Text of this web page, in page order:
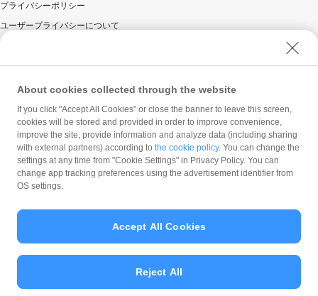
プライバシーポリシー
ユーザープライバシーについて
ウェブサイト利用規約
反社会的勢力に対する方針
勧誘方針
マネロン等基本方針
カスタマーハラスメントに関する当社の考え方
© PayPay Corporation
About cookies collected through the website
If you click "Accept All Cookies" or close the banner to leave this screen,
cookies will be stored and provided in order to improve convenience,
improve the site, provide information and analyze data (including sharing
with external partners) according to the cookie policy. You can change the
settings at any time from "Cookie Settings" in Privacy Policy. You can
change app tracking preferences using the advertisement identifier from
OS settings.
Reject All
Accept All Cookies